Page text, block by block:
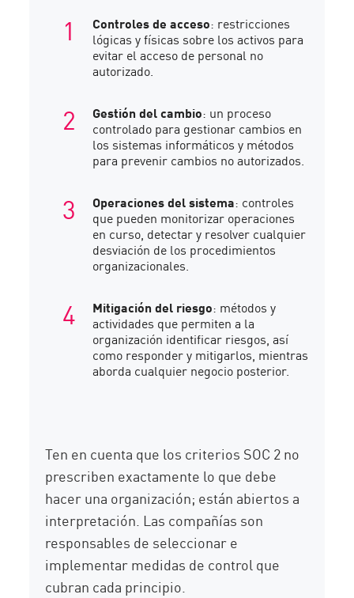
Controles de acceso: restricciones
lógicas y físicas sobre los activos para
evitar el acceso de personal no
autorizado.
Gestión del cambio: un proceso
controlado para gestionar cambios en
los sistemas informáticos y métodos
para prevenir cambios no autorizados.
Operaciones del sistema: controles
que pueden monitorizar operaciones
en curso, detectar y resolver cualquier
desviación de los procedimientos
organizacionales.
Mitigación del riesgo: métodos y
actividades que permiten a la
organización identificar riesgos, así
como responder y mitigarlos, mientras
aborda cualquier negocio posterior.
Ten en cuenta que los criterios SOC 2 no
prescriben exactamente lo que debe
hacer una organización; están abiertos a
interpretación. Las compañías son
responsables de seleccionar e
implementar medidas de control que
cubran cada principio.